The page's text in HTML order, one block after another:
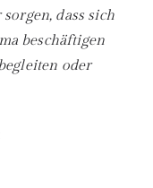
dass sich
beschäftigen
oder